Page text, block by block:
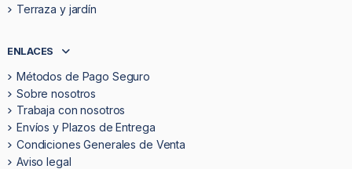
Terraza y jardín
ENLACES
Métodos de Pago Seguro
Sobre nosotros
Trabaja con nosotros
Envíos y Plazos de Entrega
Condiciones Generales de Venta
Aviso legal